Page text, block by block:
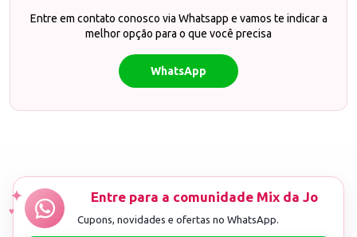
Entre em contato conosco via Whatsapp e vamos te indicar a
melhor opção para o que você precisa
WhatsApp